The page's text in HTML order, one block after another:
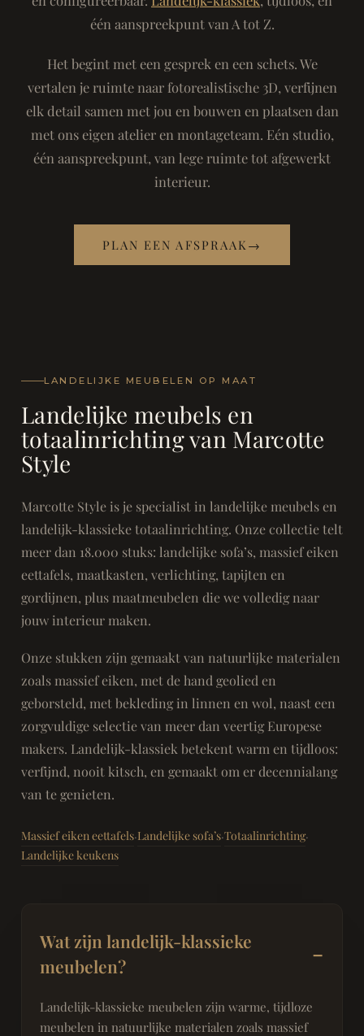
één aanspreekpunt van A tot Z.
Het begint met een gesprek en een schets. We
vertalen je ruimte naar fotorealistische 3D, verfijnen
elk detail samen met jou en bouwen en plaatsen dan
met ons eigen atelier en montageteam. Eén studio,
één aanspreekpunt, van lege ruimte tot afgewerkt
interieur.
PLAN EEN AFSPRAAK →
LANDELIJKE MEUBELEN OP MAAT
Landelijke meubels en
totaalinrichting van Marcotte
Style
Marcotte Style is je specialist in landelijke meubels en
landelijk-klassieke totaalinrichting. Onze collectie telt
meer dan 18.000 stuks: landelijke sofa’s, massief eiken
eettafels, maatkasten, verlichting, tapijten en
gordijnen, plus maatmeubelen die we volledig naar
jouw interieur maken.
Onze stukken zijn gemaakt van natuurlijke materialen
zoals massief eiken, met de hand geolied en
geborsteld, met bekleding in linnen en wol, naast een
zorgvuldige selectie van meer dan veertig Europese
makers. Landelijk-klassiek betekent warm en tijdloos:
verfijnd, nooit kitsch, en gemaakt om er decennialang
van te genieten.
Massief eiken eettafels·Landelijke sofa’s·Totaalinrichting·
Landelijke keukens
Wat zijn landelijk-klassieke
meubelen?
Landelijk-klassieke meubelen zijn warme, tijdloze
meubelen in natuurlijke materialen zoals massief